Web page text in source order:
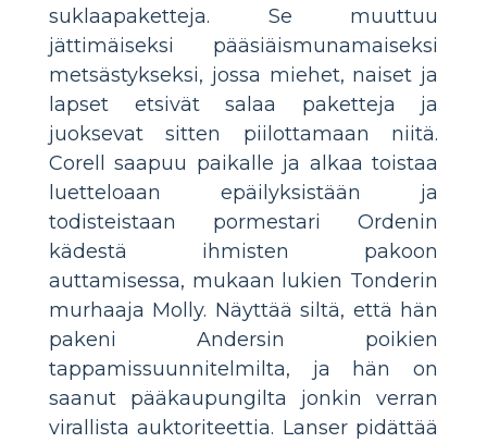
suklaapaketteja. Se muuttuu
jättimäiseksi pääsiäismunamaiseksi
metsästykseksi, jossa miehet, naiset ja
lapset etsivät salaa paketteja ja
juoksevat sitten piilottamaan niitä.
Corell saapuu paikalle ja alkaa toistaa
luetteloaan epäilyksistään ja
todisteistaan pormestari Ordenin
kädestä ihmisten pakoon
auttamisessa, mukaan lukien Tonderin
murhaaja Molly. Näyttää siltä, että hän
pakeni Andersin poikien
tappamissuunnitelmilta, ja hän on
saanut pääkaupungilta jonkin verran
virallista auktoriteettia. Lanser pidättää